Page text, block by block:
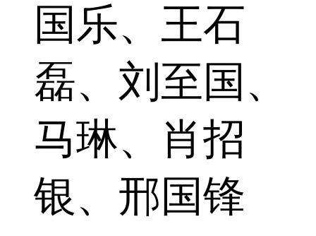
国乐、王石
磊、刘至国、
马琳、肖招
银、邢国锋